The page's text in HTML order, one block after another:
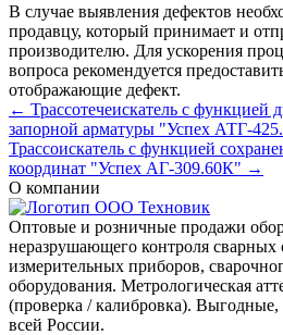
В случае выявления дефектов
продавцу, который принимает и
производителю. Для ускорения
вопроса рекомендуется
отображающие дефект.
← Трассотечеискатель с функцией
запорной арматуры "Успех АТГ-
Трассоискатель с функцией
координат "Успех АГ-309.60К" →
О компании
Оптовые и розничные продажи
неразрушающего контроля сварных
измерительных приборов,
оборудования. Метрологическая
(проверка / калибровка).
всей России.